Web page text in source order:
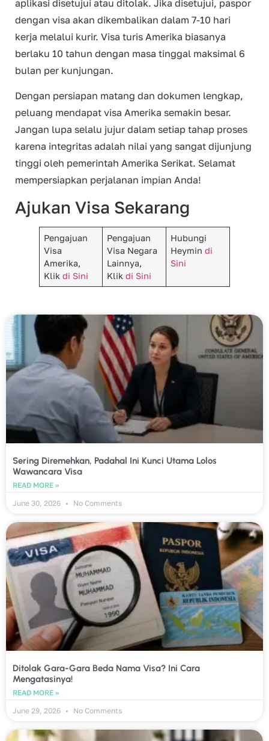
aplikasi disetujui atau ditolak. Jika disetujui, paspor
dengan visa akan dikembalikan dalam 7-10 hari
kerja melalui kurir. Visa turis Amerika biasanya
berlaku 10 tahun dengan masa tinggal maksimal 6
bulan per kunjungan.
Dengan persiapan matang dan dokumen lengkap,
peluang mendapat visa Amerika semakin besar.
Jangan lupa selalu jujur dalam setiap tahap proses
karena integritas adalah nilai yang sangat dijunjung
tinggi oleh pemerintah Amerika Serikat. Selamat
mempersiapkan perjalanan impian Anda!
Ajukan Visa Sekarang
Pengajuan
Visa
Amerika,
Klikdi Sini
Pengajuan
Visa Negara
Lainnya,
Klikdi Sini
Hubungi
Heymindi
Sini
Sering Diremehkan, Padahal Ini Kunci Utama Lolos
Wawancara Visa
READ MORE »
June 30, 2026
No Comments
Ditolak Gara-Gara Beda Nama Visa? Ini Cara
Mengatasinya!
READ MORE »
June 29, 2026
No Comments